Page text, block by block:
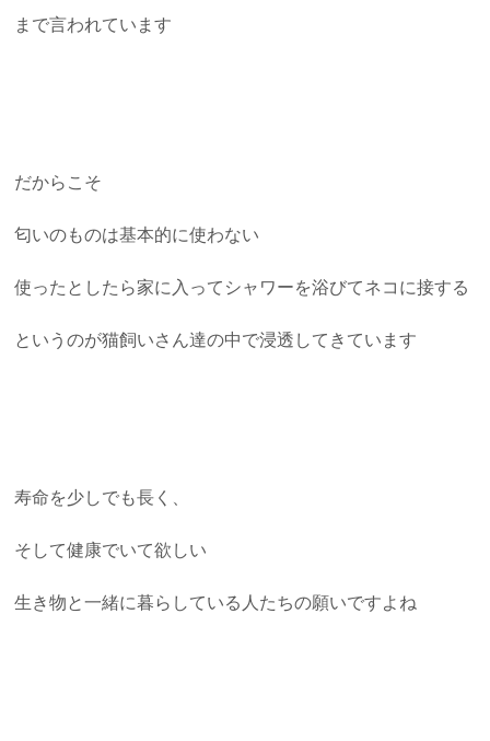
まで言われています
だからこそ
匂いのものは基本的に使わない
使ったとしたら家に入ってシャワーを浴びてネコに接する
というのが猫飼いさん達の中で浸透してきています
寿命を少しでも長く、
そして健康でいて欲しい
生き物と一緒に暮らしている人たちの願いですよね